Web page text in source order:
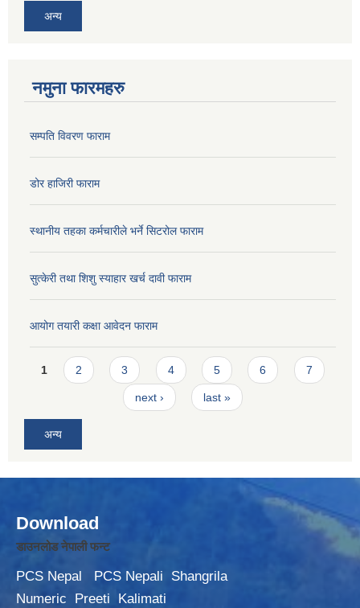
अन्य
नमुना फारमहरु
सम्पति विवरण फाराम
डोर हाजिरी फाराम
स्थानीय तहका कर्मचारीले भर्ने सिटरोल फाराम
सुत्केरी तथा शिशु स्याहार खर्च दावी फाराम
आयोग तयारी कक्षा आवेदन फाराम
Pages
1 2 3 4 5 6 7
next › last »
अन्य
Download
डाउनलोड नेपाली फन्ट
PCS Nepal PCS Nepali
Shangrila
Numeric
Preeti Kalimati